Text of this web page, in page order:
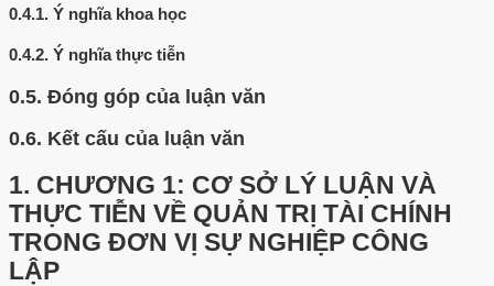
0.4.1. Ý nghĩa khoa học
0.4.2. Ý nghĩa thực tiễn
0.5. Đóng góp của luận văn
0.6. Kết cấu của luận văn
1. CHƯƠNG 1: CƠ SỞ LÝ LUẬN VÀ
THỰC TIỄN VỀ QUẢN TRỊ TÀI CHÍNH
TRONG ĐƠN VỊ SỰ NGHIỆP CÔNG
LẬP